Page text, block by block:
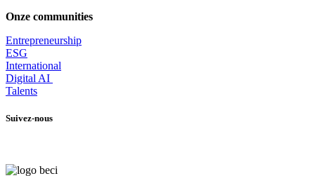
Onze communities
Entrepreneurship
ESG
International
Digital AI
Talents
Suivez-nous